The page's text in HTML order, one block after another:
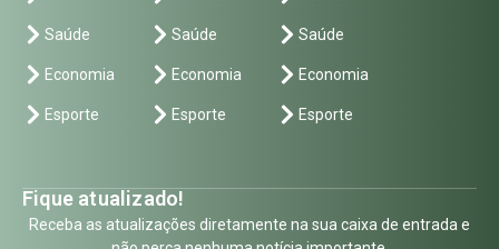
Fique atualizado!
não perca nenhuma notícia importante.
*Seus dados estão seguros